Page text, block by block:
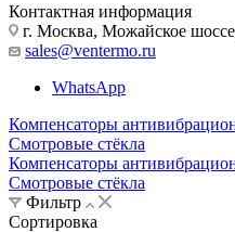
Контактная информация
г. Москва, Можайское
sales@ventermo.ru
WhatsApp
Компенсаторы
Смотровые стёкла
Компенсаторы
Смотровые стёкла
Фильтр
Сортировка